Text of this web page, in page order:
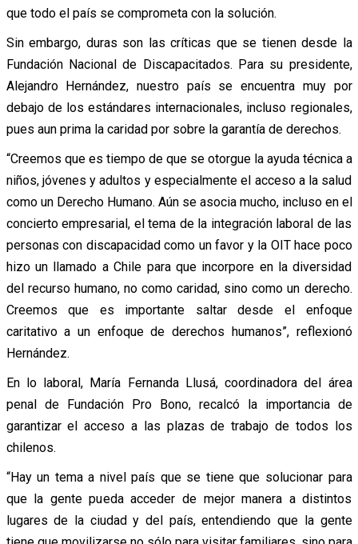
que todo el país se comprometa con la solución.
Sin embargo, duras son las críticas que se tienen desde la
Fundación Nacional de Discapacitados. Para su presidente,
Alejandro Hernández, nuestro país se encuentra muy por
debajo de los estándares internacionales, incluso regionales,
pues aun prima la caridad por sobre la garantía de derechos.
“Creemos que es tiempo de que se otorgue la ayuda técnica a
niños, jóvenes y adultos y especialmente el acceso a la salud
como un Derecho Humano. Aún se asocia mucho, incluso en el
concierto empresarial, el tema de la integración laboral de las
personas con discapacidad como un favor y la OIT hace poco
hizo un llamado a Chile para que incorpore en la diversidad
del recurso humano, no como caridad, sino como un derecho.
Creemos que es importante saltar desde el enfoque
caritativo a un enfoque de derechos humanos”, reflexionó
Hernández.
En lo laboral, María Fernanda Llusá, coordinadora del área
penal de Fundación Pro Bono, recalcó la importancia de
garantizar el acceso a las plazas de trabajo de todos los
chilenos.
“Hay un tema a nivel país que se tiene que solucionar para
que la gente pueda acceder de mejor manera a distintos
lugares de la ciudad y del país, entendiendo que la gente